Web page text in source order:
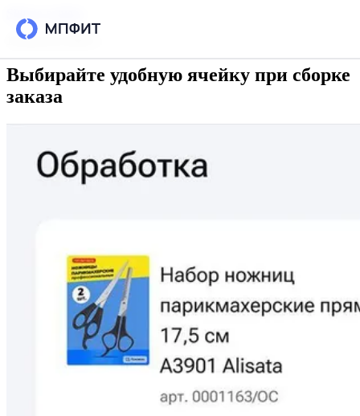
Возможности
Интеграции
Тарифы
База знаний
Вопросы и ответы
18 августа 2025 г.
Выбирайте удобную ячейку при сборке
заказа